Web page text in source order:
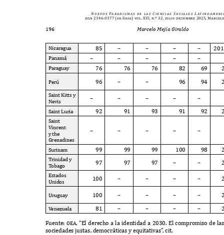
N u e v o s Pa r a d i g m a s d e l a s C i e n c i a s S o c i a l e s L at i n o a m e r i
issn 2346-0377(en línea) vol. XVI, n.º 32, julio-diciembre 2025,
196 Marcelo Mejía Giraldo
Nicaragua 85
–
–
–
–
–
–
–
–
Panamá –
Paraguay
76
96
76
91
76
93
82
96
69
94
Perú –
–
–
–
SaintKitts y
Nevis –
–
–
–
–
–
SaintLucia 92 91 92
98
Saint
Vincent
y the
–
–
–
–
Grenadines
Surinam
99
97
99
97
99
97
100
Trinidad y
Tobago – –
–
Estados
Unidos 100 –
Uruguay
100
81
–
–
–
–
–
–
–
–
Venezuela
Fuente: oea. “El derecho a la identidad a 2030. El compromiso de
sociedades justas, democráticas y equitativas”,cit.